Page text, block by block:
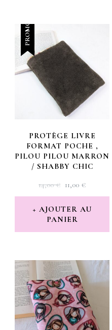
PROMO !
PROTÈGE LIVRE
FORMAT POCHE ,
PILOU PILOU MARRON
/ SHABBY CHIC
14,00€ LE
PRIX
INITIAL
ÉTAIT :
14,00 €.
11,00 €LE
PRIX
ACTUEL
11,00 €.
AJOUTER AU
PANIER